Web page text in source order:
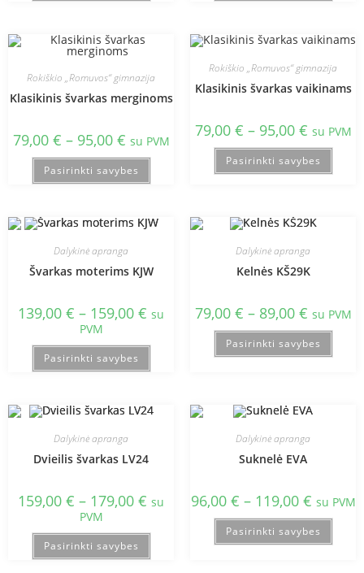
Rokiškio „Romuvos“ gimnazija
Klasikinis švarkas merginoms
79,00 € – 95,00 € su PVM
Pasirinkti savybes
Rokiškio „Romuvos“ gimnazija
Klasikinis švarkas vaikinams
79,00 € – 95,00 € su PVM
Pasirinkti savybes
Dalykinė apranga
Švarkas moterims KJW
139,00 € – 159,00 € su
PVM
Pasirinkti savybes
Dalykinė apranga
Kelnės KŠ29K
79,00 € – 89,00 € su PVM
Pasirinkti savybes
Dalykinė apranga
Dvieilis švarkas LV24
159,00 € – 179,00 € su
PVM
Pasirinkti savybes
Dalykinė apranga
Suknelė EVA
96,00 € – 119,00 € su PVM
Pasirinkti savybes